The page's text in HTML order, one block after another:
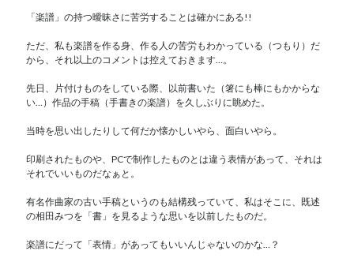
「楽譜」の持つ曖昧さに苦労することは確かにある!!
ただ、私も楽譜を作る身、作る人の苦労もわかっている（つもり）だ
から、それ以上のコメントは控えておきます…。
先日、片付けものをしている際、以前書いた（箸にも棒にもかからな
い…）作品の手稿（手書きの楽譜）を久しぶりに眺めた。
当時を思い出したりして何だか懐かしいやら、面白いやら。
印刷されたものや、PCで制作したものとは違う表情があって、それは
それでいいものだなぁと。
有名作曲家の古い手稿というのも結構残っていて、私はそこに、既述
の相田みつを「書」を見るような思いを以前したものだ。
楽譜にだって「表情」があってもいいんじゃないのかな…？